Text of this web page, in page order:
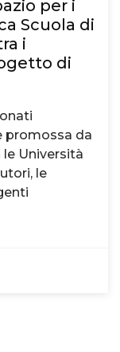
per i
Scuola di
i
di
promossa da
le Università
le